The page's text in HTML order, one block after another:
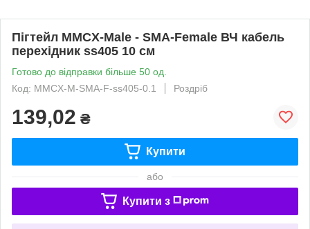
Пігтейл MMCX-Male - SMA-Female ВЧ кабель
перехідник ss405 10 см
Готово до відправки більше 50 од.
Код: MMCX-M-SMA-F-ss405-0.1
Роздріб
139,02 ₴
Купити
або
Купити з